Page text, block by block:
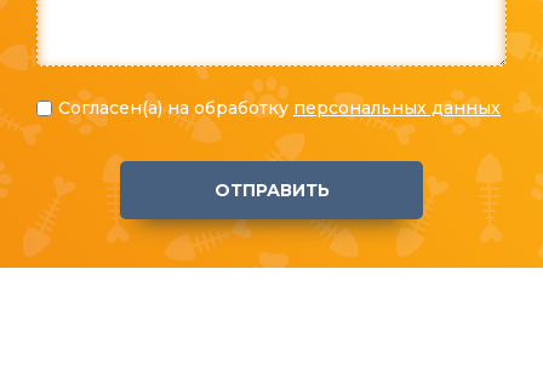
Согласен(а) на обработку персональных данных
ОТПРАВИТЬ